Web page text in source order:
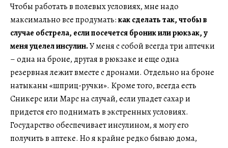
Чтобы работать в полевых условиях, мне надо
максимально все продумать:как сделать так, чтобы в
случае обстрела, если посечется броник или рюкзак, у
меня уцелел инсулин.У меня с собой всегда три аптечки
– одна на броне, другая в рюкзаке и еще одна
резервная лежит вместе с дронами. Отдельно на броне
натыканы «шприц-ручки». Кроме того, всегда есть
Сникерс или Марс на случай, если упадет сахар и
придется его поднимать в экстренных условиях.
Государство обеспечивает инсулином, я могу его
получить в аптеке. Но я крайне редко бываю дома,